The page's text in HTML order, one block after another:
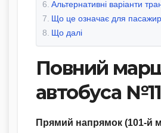
Альтернативні варіанти
Що це означає для
Що далі
Повний
автобуса
Прямий напрямок (101-й